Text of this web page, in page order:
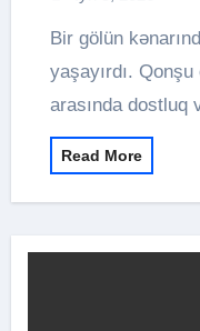
Bir gölün kənarında iki ördək və bir tısbağa
yaşayırdı. Qonşu
arasında
Read More